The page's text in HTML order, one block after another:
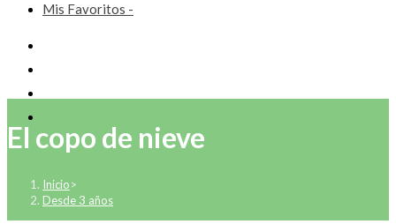
Mis Favoritos -
El copo de nieve
Inicio>
Desde 3 años